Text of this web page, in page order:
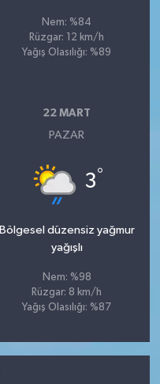
Nem: %84
Rüzgar: 12 km/h
Yağış Olasılığı: %89
22 MART
PAZAR
3°
Bölgesel düzensiz yağmur
yağışlı
Nem: %98
Rüzgar: 8 km/h
Yağış Olasılığı: %87